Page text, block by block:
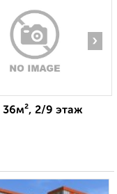
›
36м², 2/9 этаж